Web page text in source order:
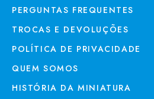
PERGUNTAS FREQUENTES
TROCAS E DEVOLUÇÕES
POLÍTICA DE PRIVACIDADE
QUEM SOMOS
HISTÓRIA DA MINIATURA